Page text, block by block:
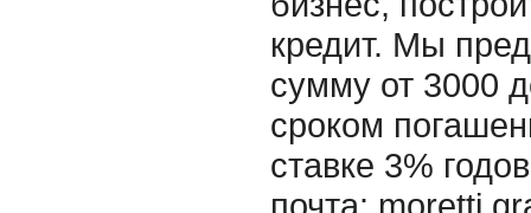
кредит. Мы
сумму от 3000
сроком
ставке 3%